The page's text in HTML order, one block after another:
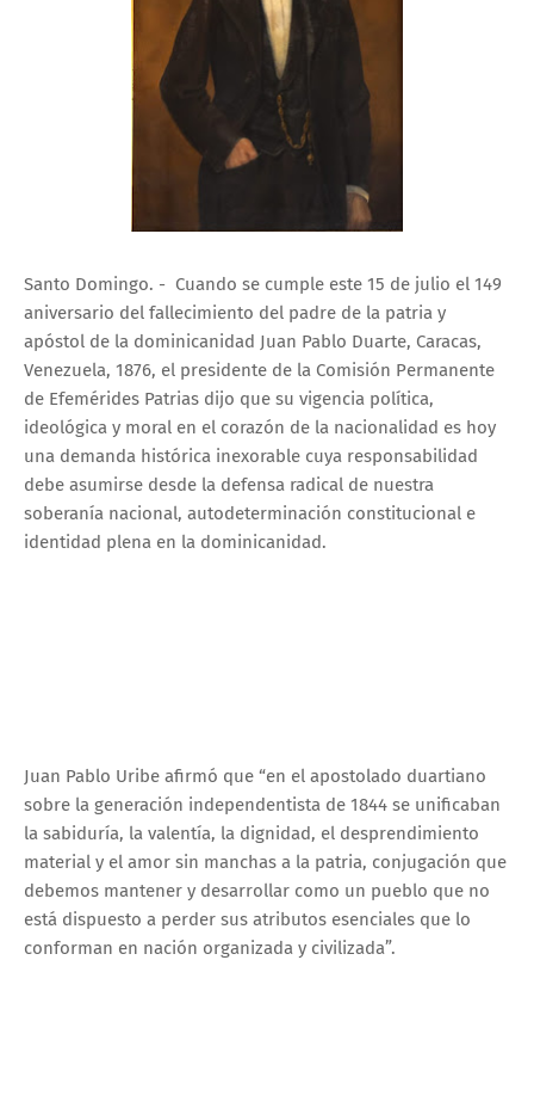
Santo Domingo. - Cuando se cumple este 15 de julio el 149
aniversario del fallecimiento del padre de la patria y
apóstol de la dominicanidad Juan Pablo Duarte, Caracas,
Venezuela, 1876, el presidente de la Comisión Permanente
de Efemérides Patrias dijo que su vigencia política,
ideológica y moral en el corazón de la nacionalidad es hoy
una demanda histórica inexorable cuya responsabilidad
debe asumirse desde la defensa radical de nuestra
soberanía nacional, autodeterminación constitucional e
identidad plena en la dominicanidad.
Juan Pablo Uribe afirmó que “en el apostolado duartiano
sobre la generación independentista de 1844 se unificaban
la sabiduría, la valentía, la dignidad, el desprendimiento
material y el amor sin manchas a la patria, conjugación que
debemos mantener y desarrollar como un pueblo que no
está dispuesto a perder sus atributos esenciales que lo
conforman en nación organizada y civilizada”.